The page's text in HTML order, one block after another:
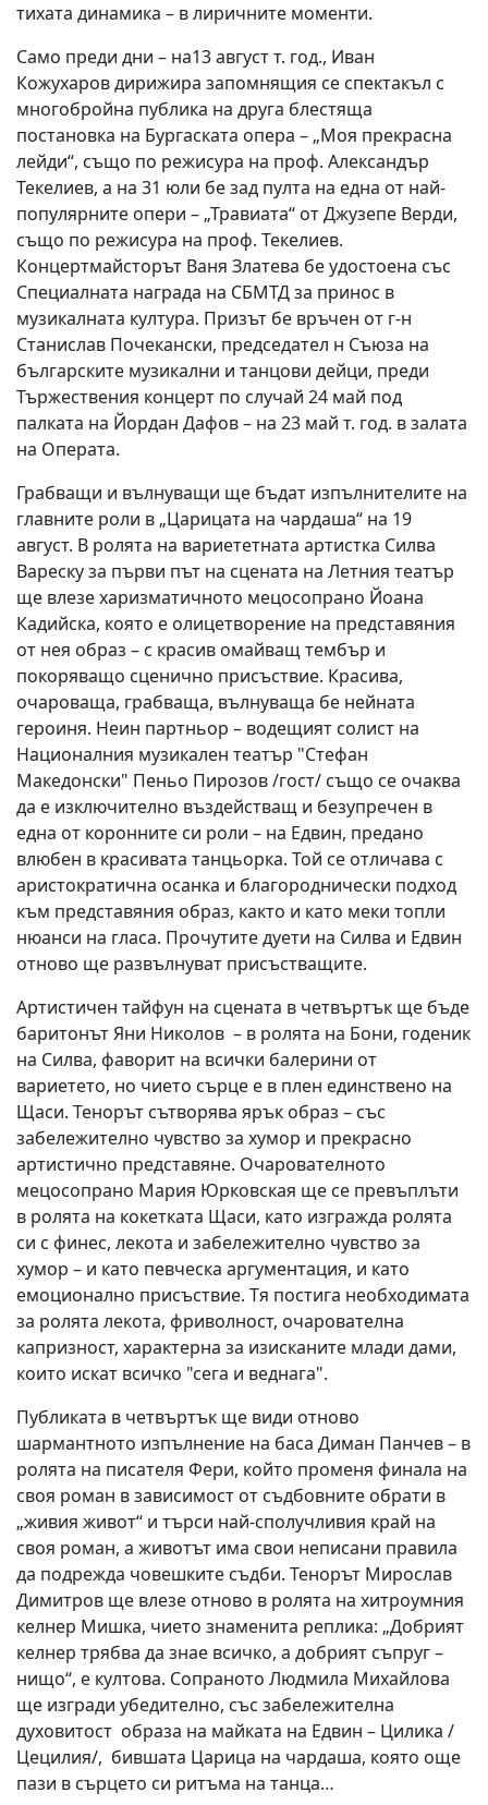
тихата динамика – в лиричните моменти.
Само преди дни – на13 август т. год., Иван
Кожухаров дирижира запомнящия се спектакъл с
многобройна публика на друга блестяща
постановка на Бургаската опера – „Моя прекрасна
лейди“, също по режисура на проф. Александър
Текелиев, а на 31 юли бе зад пулта на една от най-
популярните опери – „Травиата“ от Джузепе Верди,
също по режисура на проф. Текелиев.
Концертмайсторът Ваня Златева бе удостоена със
Специалната награда на СБМТД за принос в
музикалната култура. Призът бе връчен от г-н
Станислав Почекански, председател н Съюза на
българските музикални и танцови дейци, преди
Тържествения концерт по случай 24 май под
палката на Йордан Дафов – на 23 май т. год. в залата
на Операта.
Грабващи и вълнуващи ще бъдат изпълнителите на
главните роли в „Царицата на чардаша“ на 19
август. В ролята на вариететната артистка Силва
Вареску за първи път на сцената на Летния театър
ще влезе харизматичното мецосопрано Йоана
Кадийска, която е олицетворение на представяния
от нея образ – с красив омайващ тембър и
покоряващо сценично присъствие. Красива,
очароваща, грабваща, вълнуваща бе нейната
героиня. Неин партньор – водещият солист на
Националния музикален театър "Стефан
Македонски" Пеньо Пирозов /гост/ също се очаква
да е изключително въздействащ и безупречен в
една от коронните си роли – на Едвин, предано
влюбен в красивата танцьорка. Той се отличава с
аристократична осанка и благороднически подход
към представяния образ, както и като меки топли
нюанси на гласа. Прочутите дуети на Силва и Едвин
отново ще развълнуват присъстващите.
Артистичен тайфун на сцената в четвъртък ще бъде
баритонът Яни Николов – в ролята на Бони, годеник
на Силва, фаворит на всички балерини от
вариетето, но чието сърце е в плен единствено на
Щаси. Тенорът сътворява ярък образ – със
забележително чувство за хумор и прекрасно
артистично представяне. Очарователното
мецосопрано Мария Юрковская ще се превъплъти
в ролята на кокетката Щаси, като изгражда ролята
си с финес, лекота и забележително чувство за
хумор – и като певческа аргументация, и като
емоционално присъствие. Тя постига необходимата
за ролята лекота, фриволност, очарователна
капризност, характерна за изисканите млади дами,
които искат всичко "сега и веднага".
Публиката в четвъртък ще види отново
шармантното изпълнение на баса Диман Панчев – в
ролята на писателя Фери, който променя финала на
своя роман в зависимост от съдбовните обрати в
„живия живот“ и търси най-сполучливия край на
своя роман, а животът има свои неписани правила
да подрежда човешките съдби. Тенорът Мирослав
Димитров ще влезе отново в ролята на хитроумния
келнер Мишка, чието знаменита реплика: „Добрият
келнер трябва да знае всичко, а добрият съпруг –
нищо“, е култова. Сопраното Людмила Михайлова
ще изгради убедително, със забележителна
духовитост образа на майката на Едвин – Цилика /
Цецилия/, бившата Царица на чардаша, която още
пази в сърцето си ритъма на танца…